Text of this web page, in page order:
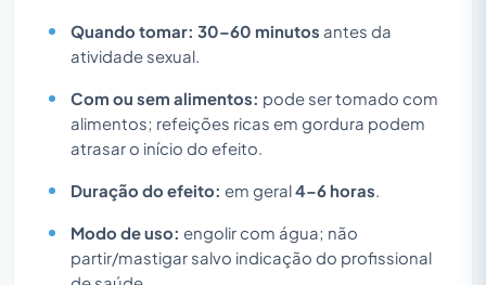
Quando tomar: 30–60 minutos antes da
atividade sexual.
Com ou sem alimentos: pode ser tomado com
alimentos; refeições ricas em gordura podem
atrasar o início do efeito.
Duração do efeito: em geral4–6 horas.
Modo de uso: engolir com água; não
partir/mastigar salvo indicação do profissional